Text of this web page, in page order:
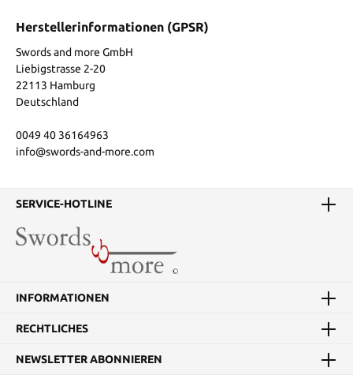
Herstellerinformationen (GPSR)
Swords and more GmbH
Liebigstrasse 2-20
22113 Hamburg
Deutschland
0049 40 36164963
info@swords-and-more.com
SERVICE-HOTLINE
INFORMATIONEN
RECHTLICHES
NEWSLETTER ABONNIEREN